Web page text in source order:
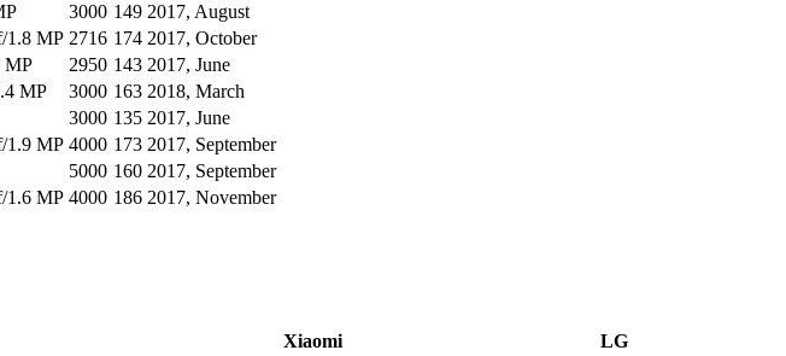
3000 149 2017, August
1.8 MP 2716 174 2017, October
MP 2950 143 2017, June
MP 3000 163 2018, March
3000 135 2017, June
1.9 MP 4000 173 2017, September
5000 160 2017, September
1.6 MP 4000 186 2017, November
Xiaomi
LG